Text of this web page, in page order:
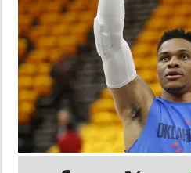
MUNDO
INSÓLITAS
MULTIMEDIA